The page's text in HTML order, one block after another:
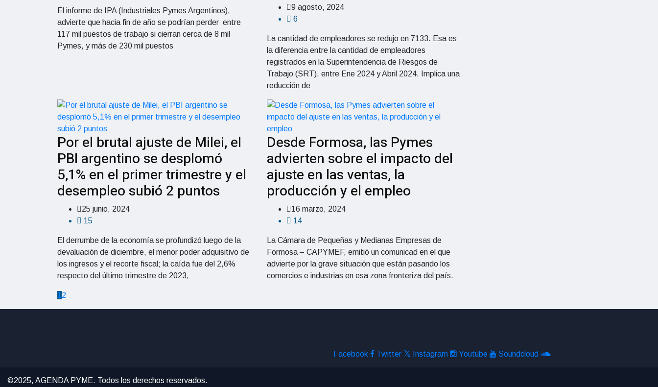
El informe de IPA (Industriales Pymes Argentinos),
advierte que hacia fin de año se podrían perder entre
117 mil puestos de trabajo si cierran cerca de 8 mil
Pymes, y más de 230 mil puestos
9 agosto, 2024
6
La cantidad de empleadores se redujo en 7133. Esa es
la diferencia entre la cantidad de empleadores
registrados en la Superintendencia de Riesgos de
Trabajo (SRT), entre Ene 2024 y Abril 2024. Implica una
reducción de
Por el brutal ajuste de Milei, el
PBI argentino se desplomó
5,1% en el primer trimestre y el
desempleo subió 2 puntos
25 junio, 2024
15
El derrumbe de la economía se profundizó luego de la
devaluación de diciembre, el menor poder adquisitivo de
los ingresos y el recorte fiscal; la caída fue del 2,6%
respecto del último trimestre de 2023,
Desde Formosa, las Pymes
advierten sobre el impacto del
ajuste en las ventas, la
producción y el empleo
16 marzo, 2024
14
La Cámara de Pequeñas y Medianas Empresas de
Formosa – CAPYMEF, emitió un comunicad en el que
advierte por la grave situación que están pasando los
comercios e industrias en esa zona fronteriza del país.
1 2
Facebook Twitter Instagram Youtube Soundcloud
©2025, AGENDA PYME. Todos los derechos reservados.